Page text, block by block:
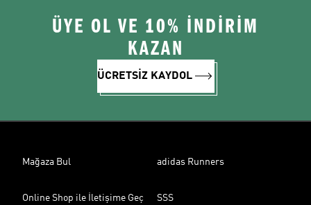
ÜYE OL VE 10% İNDİRİM
KAZAN
ÜCRETSİZ KAYDOL
Mağaza Bul adidas Runners
Online Shop ile İletişime Geç SSS